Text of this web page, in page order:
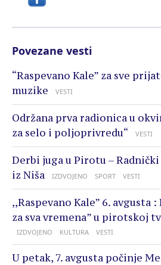
Povezane vesti
“Raspevano Kale” za sve
muzike
VESTI
Održana prva radionica u
za selo i poljoprivredu“
VESTI
Derbi juga u Pirotu –
iz Niša
IZDVOJENO SPORT VESTI
,,Raspevano Kale” 6. avgusta
za sva vremena” u pirotskoj
IZDVOJENO
KULTURA VESTI
U petak, 7. avgusta počinje